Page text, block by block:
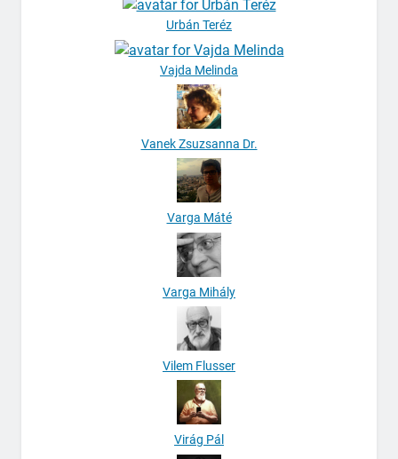
Urbán Teréz
Vajda Melinda
Vanek Zsuzsanna Dr.
Varga Máté
Varga Mihály
Vilem Flusser
Virág Pál